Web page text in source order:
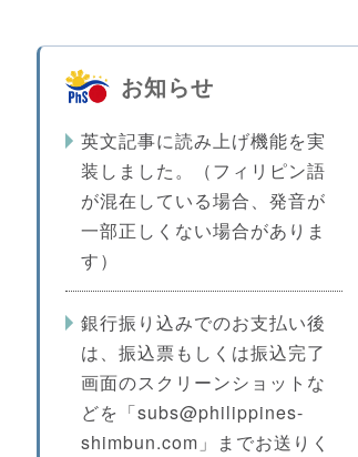
お知らせ
英文記事に読み上げ機能を実
装しました。（フィリピン語
が混在している場合、発音が
一部正しくない場合がありま
す）
銀行振り込みでのお支払い後
は、振込票もしくは振込完了
画面のスクリーンショットな
どを「subs@philippines-
shimbun.com」までお送りく